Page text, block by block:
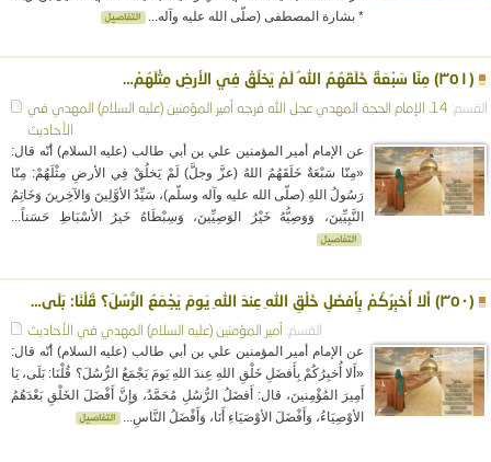
* بشارة المصطفى (صلّى الله عليه وآله...
(٣٥١) مِنّا سَبْعَةٌ خَلَقَهُمُ اللهُ لَمْ يَخلُقْ فِي الأرضِ مِثْلَهُمْ…
القسم: 14. الإمام الحجة المهدي عجل الله فرجه أمير المؤمنين (عليه السلام) المهدي في
الأحاديث
عن الإمام أمير المؤمنين علي بن أبي طالب (عليه السلام) أنّه قال:
«مِنّا سَبْعَةٌ خَلَقَهُمُ اللهُ (عزَّ وجلَّ) لَمْ يَخلُقْ فِي الأرضِ مِثْلَهُمْ: مِنّا
رَسُولُ اللهِ (صلّى الله عليه وآله وسلّم)، سَيِّدُ الأوَّلِينَ وَالآخِرينَ وَخَاتِمُ
النَّبِيِّينَ، وَوَصِيُّهُ خَيْرُ الوَصِيِّينَ، وَسِبْطَاهُ خَيرُ الأسْبَاطِ حَسَناً...
(٣٥٠) أَلا أُخبِرُكُمْ بِأَفضَلِ خَلْقِ اللهِ عِندَ اللهِ يَومَ يَجْمَعُ الرُّسُلَ؟ قُلْنَا: بَلَى…
القسم: أمير المؤمنين (عليه السلام) المهدي في الأحاديث
عن الإمام أمير المؤمنين علي بن أبي طالب (عليه السلام) أنّه قال:
«أَلا أُخبِرُكُمْ بِأَفضَلِ خَلْقِ اللهِ عِندَ اللهِ يَومَ يَجْمَعُ الرُّسُلَ؟ قُلْنَا: بَلَى، يَا
أَمِيرَ المُؤْمِنينَ، قال: أَفضَلُ الرُّسُلِ مُحَمَّدٌ، وَإِنَّ أَفْضَلَ الخَلْقِ بَعْدَهُمُ
الأوْصِيَاءُ، وَأَفْضَلَ الأوْصَيَاءِ أَنَا، وَأَفْضَلُ النَّاسِ...